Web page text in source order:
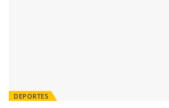
DEPORTES